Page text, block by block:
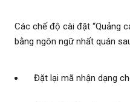
Các chế độ cài đặt “Quảng
bằng ngôn ngữ nhất quán
Đặt lại mã nhận dạng